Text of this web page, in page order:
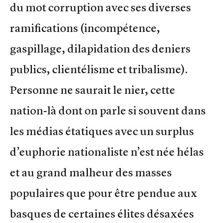
du mot corruption avec ses diverses
ramifications (incompétence,
gaspillage, dilapidation des deniers
publics, clientélisme et tribalisme).
Personne ne saurait le nier, cette
nation-là dont on parle si souvent dans
les médias étatiques avec un surplus
d’euphorie nationaliste n’est née hélas
et au grand malheur des masses
populaires que pour être pendue aux
basques de certaines élites désaxées